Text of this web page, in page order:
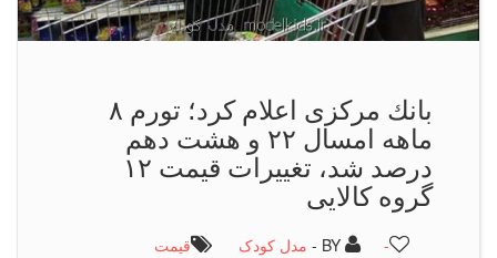
بانك مركزی اعلام كرد؛ تورم ۸
ماهه امسال ۲۲ و هشت دهم
درصد شد، تغییرات قیمت ۱۲
گروه كالایی
BY - مدل کودک قیمت